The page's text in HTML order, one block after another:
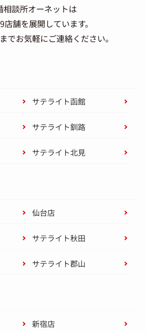
相談所オーネットは
店舗を展開しています。
でお気軽にご連絡ください。
サテライト函館
サテライト釧路
サテライト北見
仙台店
サテライト秋田
サテライト郡山
新宿店